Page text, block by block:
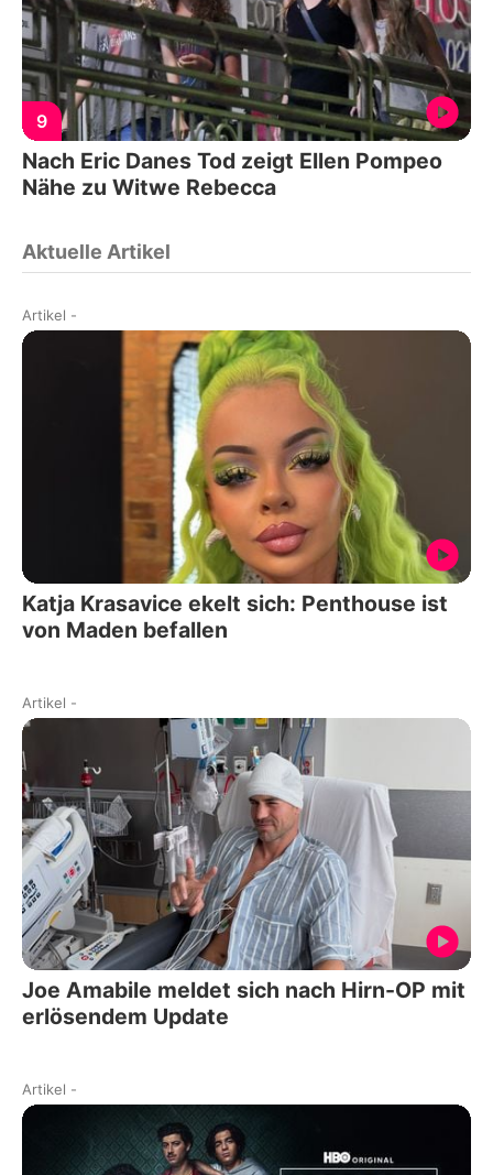
9
Nach Eric Danes Tod zeigt Ellen Pompeo
Nähe zu Witwe Rebecca
Aktuelle Artikel
Artikel -
Katja Krasavice ekelt sich: Penthouse ist
von Maden befallen
Artikel -
Joe Amabile meldet sich nach Hirn-OP mit
erlösendem Update
Artikel -